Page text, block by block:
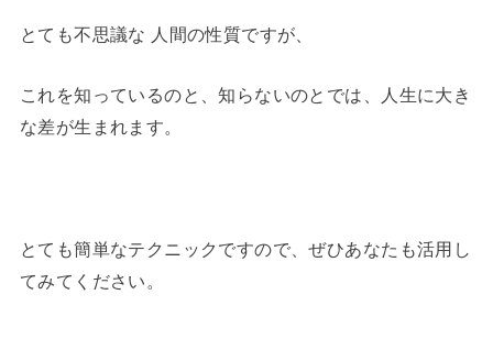
とても不思議な 人間の性質ですが、
これを知っているのと、知らないのとでは、人生に大き
な差が生まれます。
とても簡単なテクニックですので、ぜひあなたも活用し
てみてください。